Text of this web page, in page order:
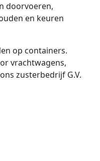
doorvoeren,
en keuren
op containers.
vrachtwagens,
zusterbedrijf G.V.